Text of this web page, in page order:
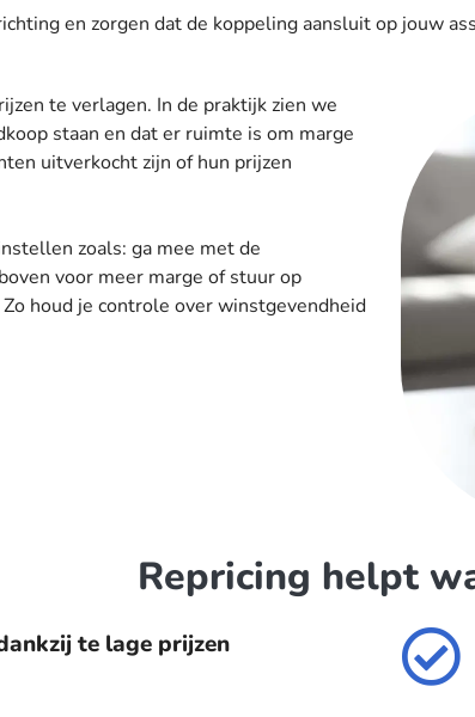
en zorgen dat de koppeling aansluit op jouw
te verlagen. In de praktijk zien we
staan en dat er ruimte is om marge
uitverkocht zijn of hun prijzen
zoals: ga mee met de
voor meer marge of stuur op
houd je controle over winstgevendheid
Repricing helpt
te lage prijzen